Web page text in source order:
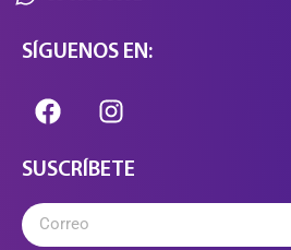
SÍGUENOS EN:
SUSCRÍBETE